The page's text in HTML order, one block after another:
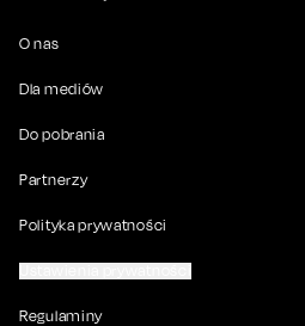
O nas
Dla mediów
Do pobrania
Partnerzy
Polityka prywatności
Regulaminy